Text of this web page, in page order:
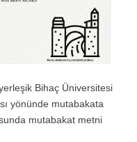
Bihaç Üniversitesi
yönünde mutabakata
mutabakat metni